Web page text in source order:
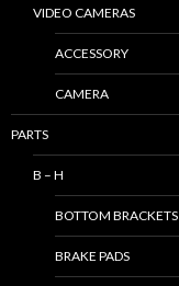
VIDEO CAMERAS
ACCESSORY
CAMERA
PARTS
B – H
BOTTOM BRACKETS
BRAKE PADS